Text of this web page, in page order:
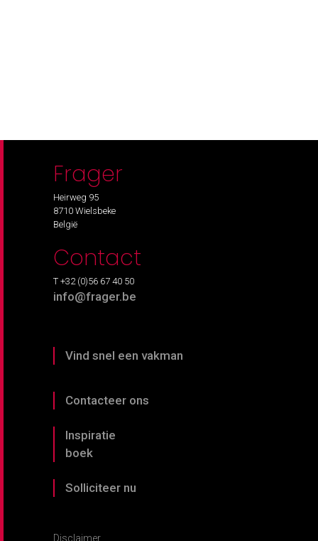
Frager
Heirweg 95
8710 Wielsbeke
België
Contact
T +32 (0)56 67 40 50
info@frager.be
Vind snel een vakman
Contacteer ons
Inspiratie
boek
Solliciteer nu
Disclaimer